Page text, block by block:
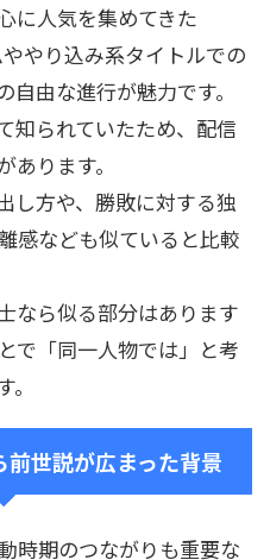
に人気を集めてきた
やり込み系タイトルでの
由な進行が魅力です。
知られていたため、配信
ります。
し方や、勝敗に対する独
感なども似ていると比較
なら似る部分はあります
で「同一人物では」と考
世説が広まった背景
時期のつながりも重要な